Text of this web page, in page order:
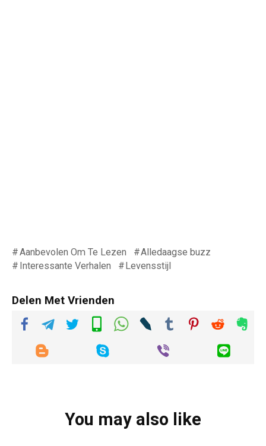
Aanbevolen Om Te Lezen
Alledaagse buzz
Interessante Verhalen
Levensstijl
Delen Met Vrienden
You may also like